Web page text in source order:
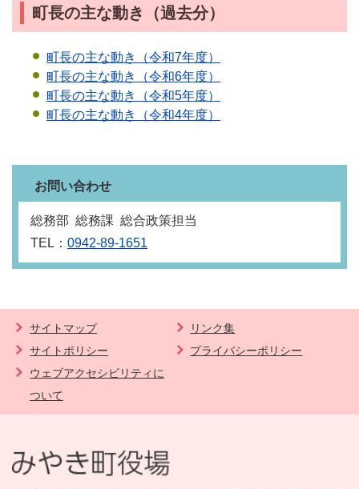
町長の主な動き（過去分）
町長の主な動き（令和7年度）
町長の主な動き（令和6年度）
町長の主な動き（令和5年度）
町長の主な動き（令和4年度）
お問い合わせ
総務部 総務課 総合政策担当
TEL： 0942-89-1651
サイトマップ
リンク集
サイトポリシー
プライバシーポリシー
ウェブアクセシビリティに
ついて